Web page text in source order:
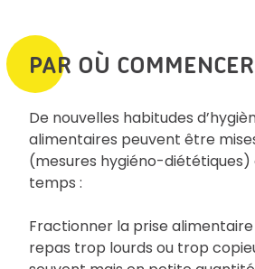
PAR OÙ
De nouvelles habitudes
alimentaires peuvent être
(mesures hygiéno-diététiques)
temps :
Fractionner la prise
repas trop lourds ou trop